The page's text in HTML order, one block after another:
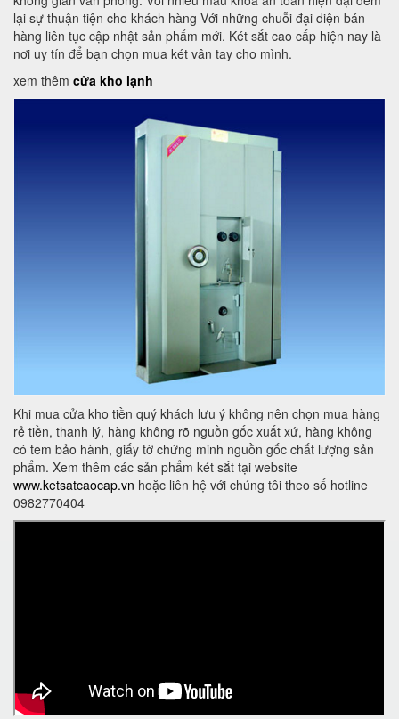
lại sự thuận tiện cho khách hàng Với những chuỗi đại diện bán
hàng liên tục cập nhật sản phẩm mới. Két sắt cao cấp hiện nay là
nơi uy tín để bạn chọn mua két vân tay cho mình.
xem thêm cửa kho lạnh
Khi mua cửa kho tiền quý khách lưu ý không nên chọn mua hàng
rẻ tiền, thanh lý, hàng không rõ nguồn gốc xuất xứ, hàng không
có tem bảo hành, giấy tờ chứng minh nguồn gốc chất lượng sản
phẩm. Xem thêm các sản phẩm két sắt tại website
www.ketsatcaocap.vn hoặc liên hệ với chúng tôi theo số hotline
0982770404